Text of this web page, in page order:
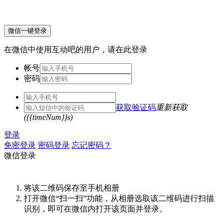
微信一键登录
在微信中使用互动吧的用户，请在此登录
帐号
密码
获取验证码重新获取
({{timeNum}}s)
登录
免密登录 密码登录 忘记密码？
微信登录
将该二维码保存至手机相册
打开微信“扫一扫”功能，从相册选取该二维码进行扫描
识别，即可在微信内打开该页面并登录。